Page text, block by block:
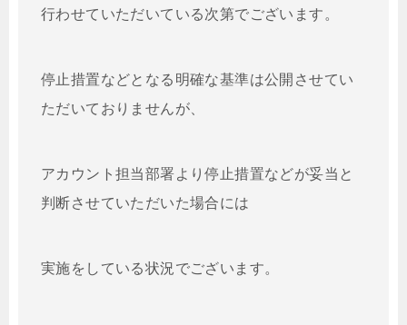
行わせていただいている次第でございます。
停止措置などとなる明確な基準は公開させてい
ただいておりませんが、
アカウント担当部署より停止措置などが妥当と
判断させていただいた場合には
実施をしている状況でございます。